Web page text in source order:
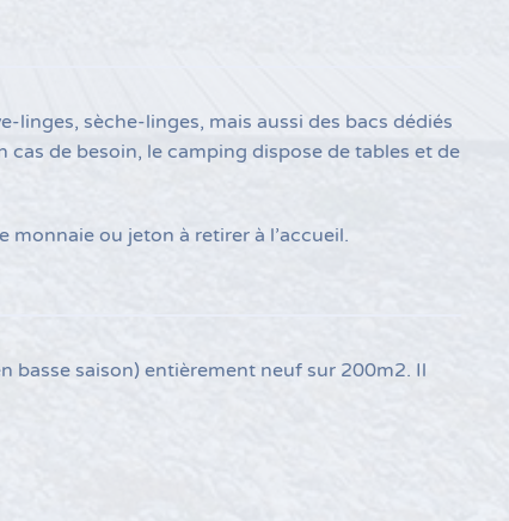
linges, sèche-linges, mais aussi des bacs dédiés
de besoin, le camping dispose de tables et de
ou jeton à retirer à l’accueil.
basse saison) entièrement neuf sur 200m2. Il